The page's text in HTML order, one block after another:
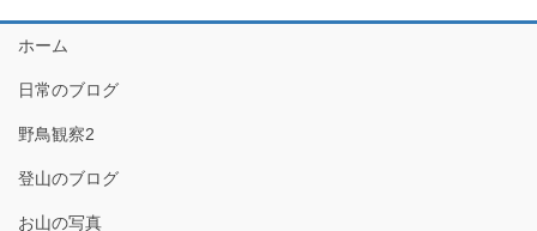
ホーム
日常のブログ
野鳥観察2
登山のブログ
お山の写真